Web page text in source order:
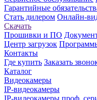
Гарантийные
Стать дилером Онлайн-
Скачать
Прошивки и ПО
Центр загрузок
Контакты
Где купить Заказать
Каталог
Видеокамеры
IP-видеокамеры
IP-видеокамеры проф.